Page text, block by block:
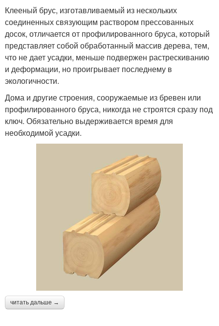
Клееный брус, изготавливаемый из нескольких
соединенных связующим раствором прессованных
досок, отличается от профилированного бруса, который
представляет собой обработанный массив дерева, тем,
что не дает усадки, меньше подвержен растрескиванию
и деформации, но проигрывает последнему в
экологичности.
Дома и другие строения, сооружаемые из бревен или
профилированного бруса, никогда не строятся сразу под
ключ. Обязательно выдерживается время для
необходимой усадки.
читать дальше →